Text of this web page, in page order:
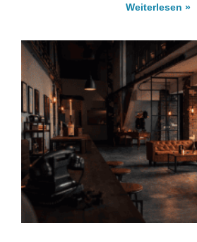
Weiterlesen »